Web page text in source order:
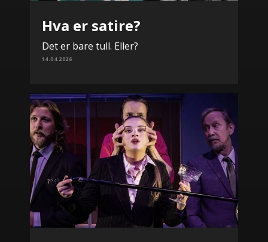
Hva er satire?
Det er bare tull. Eller?
14.04.2026